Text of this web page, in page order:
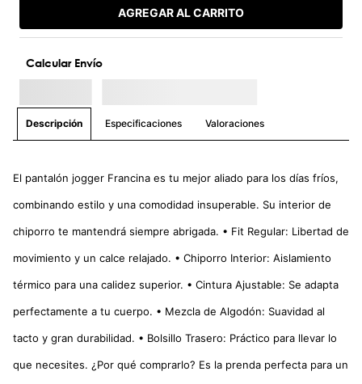
AGREGAR AL CARRITO
Calcular Envío
Descripción Especificaciones Valoraciones
El pantalón jogger Francina es tu mejor aliado para los días fríos,
combinando estilo y una comodidad insuperable. Su interior de
chiporro te mantendrá siempre abrigada. • Fit Regular: Libertad de
movimiento y un calce relajado. • Chiporro Interior: Aislamiento
térmico para una calidez superior. • Cintura Ajustable: Se adapta
perfectamente a tu cuerpo. • Mezcla de Algodón: Suavidad al
tacto y gran durabilidad. • Bolsillo Trasero: Práctico para llevar lo
que necesites. ¿Por qué comprarlo? Es la prenda perfecta para un